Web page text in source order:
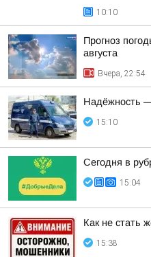
10:10
Прогноз
августа
Вчера, 22:54
Надёжность
15:10
Сегодня в
15:04
Как не стать
15:38